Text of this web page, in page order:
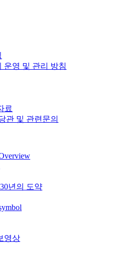
운영 및 관리 방침
료
관 및 관련문의
년의 도약
영상